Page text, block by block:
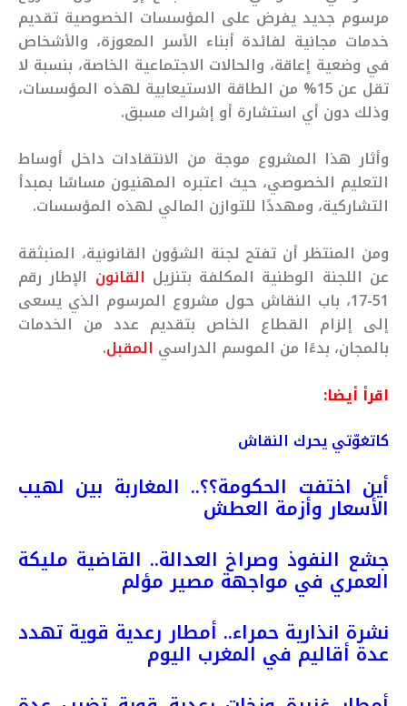
مرسوم جديد يفرض على المؤسسات الخصوصية تقديم
خدمات مجانية لفائدة أبناء الأسر المعوزة، والأشخاص
في وضعية إعاقة، والحالات الاجتماعية الخاصة، بنسبة لا
تقل عن 15% من الطاقة الاستيعابية لهذه المؤسسات،
وذلك دون أي استشارة أو إشراك مسبق.
وأثار هذا المشروع موجة من الانتقادات داخل أوساط
التعليم الخصوصي، حيث اعتبره المهنيون مساسًا بمبدأ
التشاركية، ومهددًا للتوازن المالي لهذه المؤسسات.
ومن المنتظر أن تفتح لجنة الشؤون القانونية، المنبثقة
عن اللجنة الوطنية المكلفة بتنزيل القانون الإطار رقم
51-17، باب النقاش حول مشروع المرسوم الذي يسعى
إلى إلزام القطاع الخاص بتقديم عدد من الخدمات
بالمجان، بدءًا من الموسم الدراسي المقبل.
اقرأ أيضا:
كاتغوّتي يحرك النقاش
أين اختفت الحكومة؟؟.. المغاربة بين لهيب
الأسعار وأزمة العطش
جشع النفوذ وصراخ العدالة.. القاضية مليكة
العمري في مواجهة مصير مؤلم
نشرة انذارية حمراء.. أمطار رعدية قوية تهدد
عدة أقاليم في المغرب اليوم